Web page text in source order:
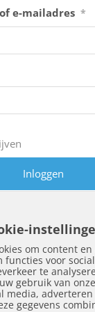
e-mailadres *
om content
functies voor
te
gebruik van
media, adverteren
gegevens